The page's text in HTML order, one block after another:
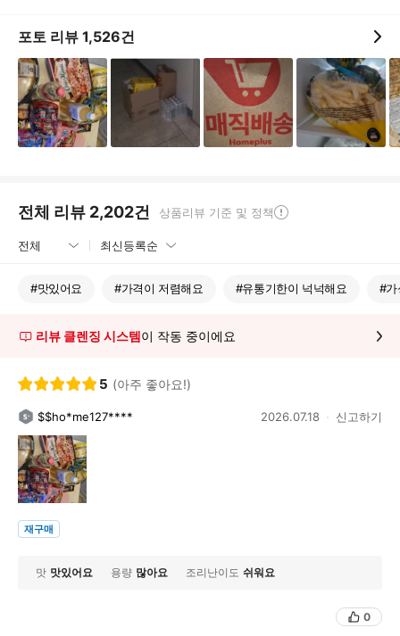
포토 리뷰 1,526건
전체 리뷰 2,202건 상품리뷰 기준 및 정책
#맛있어요 #가격이 저렴해요 #유통기한이 넉넉해요 #가
리뷰 클렌징 시스템이 작동 중이에요
5 (아주 좋아요!)
$$ho*me127**** 2026.07.18 신고하기
재구매
맛 맛있어요 용량 많아요 조리난이도 쉬워요
0